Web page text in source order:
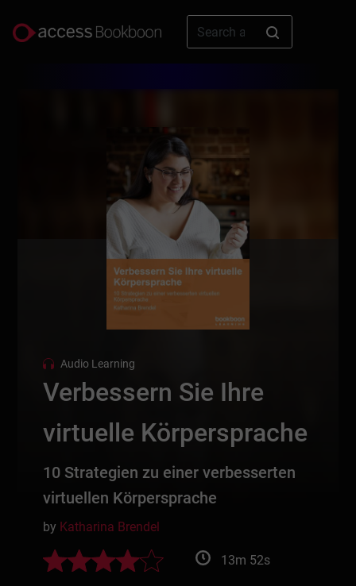
Audio Learning
Verbessern Sie Ihre
virtuelle Körpersprache
10 Strategien zu einer verbesserten
virtuellen Körpersprache
by Katharina Brendel
13m 52s